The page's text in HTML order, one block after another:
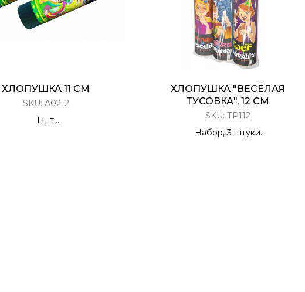
ХЛОПУШКА 11 СМ
SKU: А0212
1 шт.
ХЛОПУШКА "ВЕСЁЛАЯ
ТУСОВКА", 12 СМ
SKU: ТР112
Набор, 3 штуки